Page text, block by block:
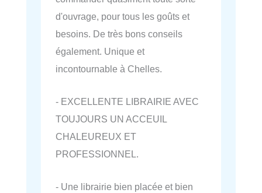
d'ouvrage, pour tous les goûts et
besoins. De très bons conseils
également. Unique et
incontournable à Chelles.
- EXCELLENTE LIBRAIRIE AVEC
TOUJOURS UN ACCEUIL
CHALEUREUX ET
PROFESSIONNEL.
- Une librairie bien placée et bien